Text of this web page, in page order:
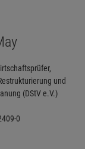
und
(DStV e.V.)
0